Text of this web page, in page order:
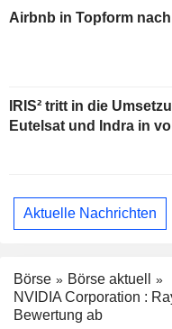
Airbnb in Topform
IRIS² tritt in die
Eutelsat und Indra in
Aktuelle Nachrichten
Börse
Börse aktuell
NVIDIA Corporation :
Bewertung ab